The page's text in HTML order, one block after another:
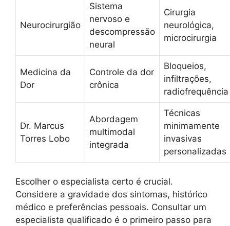
Neurocirurgião
Sistema
nervoso e
descompressão
neural
Cirurgia
neurológica,
microcirurgia
Medicina da
Dor
Controle da dor
crônica
Bloqueios,
infiltrações,
radiofrequência
Dr. Marcus
Torres Lobo
Abordagem
multimodal
integrada
Técnicas
minimamente
invasivas
personalizadas
Escolher o especialista certo é crucial.
Considere a gravidade dos sintomas, histórico
médico e preferências pessoais. Consultar um
especialista qualificado é o primeiro passo para